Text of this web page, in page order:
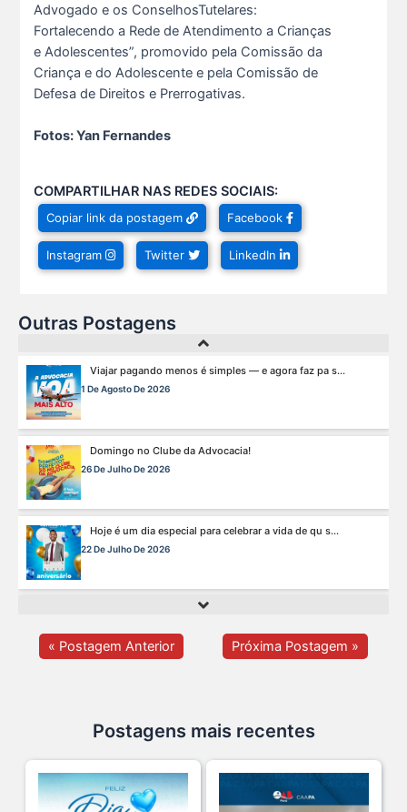
Advogado e os ConselhosTutelares:
Fortalecendo a Rede de Atendimento a Crianças
e Adolescentes”, promovido pela Comissão da
Criança e do Adolescente e pela Comissão de
Defesa de Direitos e Prerrogativas.
Fotos: Yan Fernandes
COMPARTILHAR NAS REDES SOCIAIS:
Copiar link da postagem Facebook
Instagram Twitter LinkedIn
Outras Postagens
Cuidar da própria saúde é investir em uma rotin s...
7 De Agosto De 2026
A CAAPA oficializa a posse do Dr. Tiago Miranda So s...
Chegou o Verão Clube da Advocacia 2026!
1 De Agosto De 2026
Domingo no Clube da Advocacia!
26 De Julho De 2026
Hoje é um dia especial para celebrar a vida de qu s...
22 De Julho De 2026
Fim de semana tem endereço certo: Clube da Advoca s...
18 De Julho De 2026
A saúde da mulher merece atenção especial em to s...
Cuidar da mente também é cuidar da carreira.
13 De Julho De 2026
« Postagem Anterior Próxima Postagem »
Postagens mais recentes